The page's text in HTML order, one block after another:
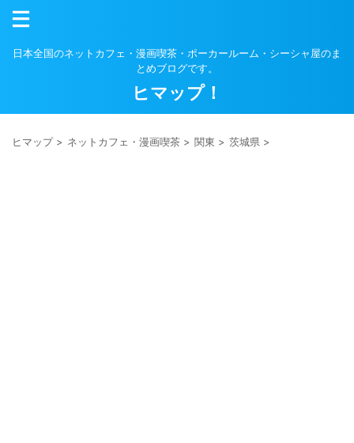
日本全国のネットカフェ・漫画喫茶・ポーカールーム・シーシャ屋のま
とめブログです。
ヒマップ！
ヒマップ> ネットカフェ・漫画喫茶 > 関東 > 茨城県 >